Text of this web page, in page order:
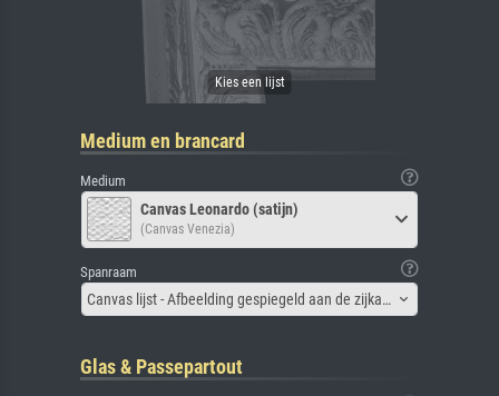
Medium en brancard
Medium
Canvas Leonardo (satijn)
(Canvas Venezia)
Spanraam
Canvas lijst - Afbeelding gespiegeld aan de zijkant
Glas & Passepartout